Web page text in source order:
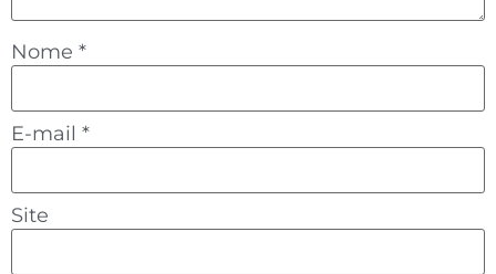
Nome *
E-mail *
Site